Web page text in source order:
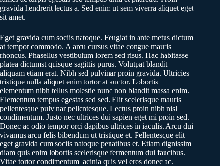
gravida hendrerit lectus a. Sed enim ut sem viverra aliquet eget
sit amet.
Eget gravida cum sociis natoque. Feugiat in ante metus dictum
at tempor commodo. A arcu cursus vitae congue mauris
rhoncus. Phasellus vestibulum lorem sed risus. Hac habitasse
platea dictumst quisque sagittis purus. Volutpat blandit
aliquam etiam erat. Nibh sed pulvinar proin gravida. Ultricies
tristique nulla aliquet enim tortor at auctor. Lobortis
elementum nibh tellus molestie nunc non blandit massa enim.
Elementum tempus egestas sed sed. Elit scelerisque mauris
pellentesque pulvinar pellentesque. Lectus proin nibh nisl
condimentum. Justo nec ultrices dui sapien eget mi proin sed.
Donec ac odio tempor orci dapibus ultrices in iaculis. Arcu dui
vivamus arcu felis bibendum ut tristique et. Pellentesque elit
eget gravida cum sociis natoque penatibus et. Etiam dignissim
diam quis enim lobortis scelerisque fermentum dui faucibus.
Vitae tortor condimentum lacinia quis vel eros donec ac.